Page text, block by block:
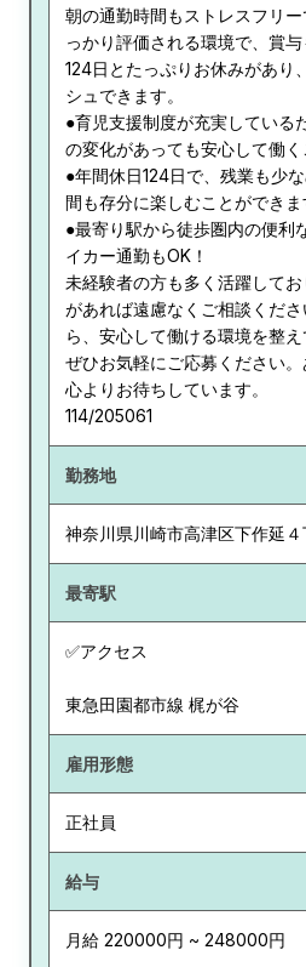
朝の通勤時間もストレスフリ
っかり評価される環境で、賞
124日とたっぷりお休みがあり
シュできます。
●育児支援制度が充実している
の変化があっても安心して働
●年間休日124日で、残業も少
間も存分に楽しむことができ
●最寄り駅から徒歩圏内の便利
イカー通勤もOK！
未経験者の方も多く活躍して
があれば遠慮なくご相談くだ
ら、安心して働ける環境を整え
ぜひお気軽にご応募ください
心よりお待ちしています。
114/205061
勤務地
神奈川県 川崎市高津区下作延
最寄駅
✅アクセス
東急田園都市線 梶が谷
雇用形態
正社員
給与
月給 220000円 ~ 248000円